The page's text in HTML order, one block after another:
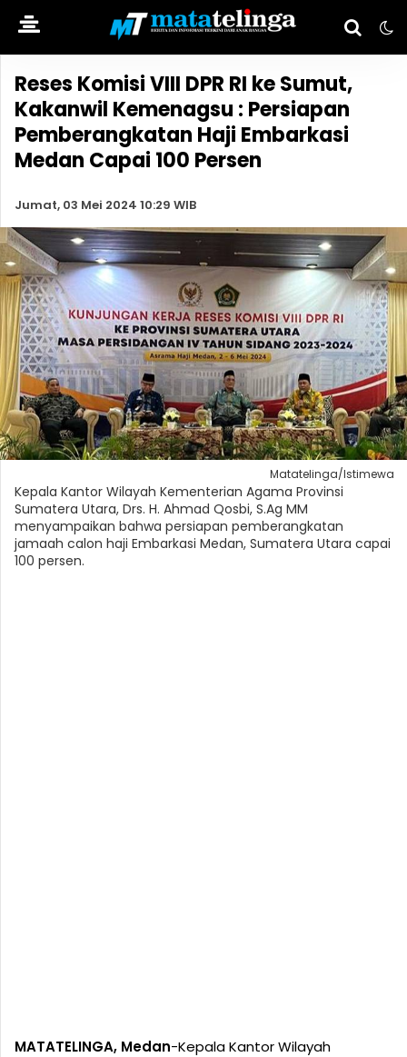
Reses Komisi VIII DPR RI ke Sumut,
Kakanwil Kemenagsu : Persiapan
Pemberangkatan Haji Embarkasi
Medan Capai 100 Persen
Jumat, 03 Mei 2024 10:29 WIB
Matatelinga/Istimewa
Kepala Kantor Wilayah Kementerian Agama Provinsi
Sumatera Utara, Drs. H. Ahmad Qosbi, S.Ag MM
menyampaikan bahwa persiapan pemberangkatan
jamaah calon haji Embarkasi Medan, Sumatera Utara capai
100 persen.
MATATELINGA, Medan-Kepala Kantor Wilayah